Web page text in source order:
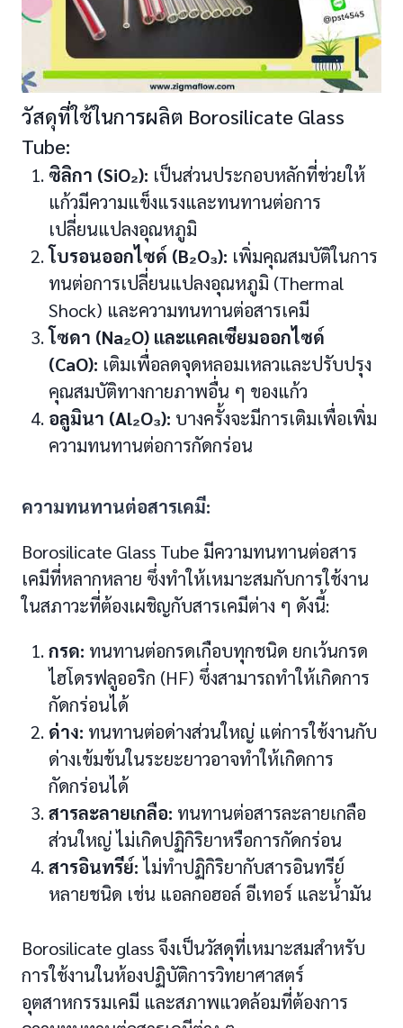
วัสดุที่ใช้ในการผลิต Borosilicate Glass
Tube:
ซิลิกา (SiO₂): เป็นส่วนประกอบหลักที่ช่วยให้
แก้วมีความแข็งแรงและทนทานต่อการ
เปลี่ยนแปลงอุณหภูมิ
โบรอนออกไซด์ (B₂O₃): เพิ่มคุณสมบัติในการ
ทนต่อการเปลี่ยนแปลงอุณหภูมิ (Thermal
Shock) และความทนทานต่อสารเคมี
โซดา (Na₂O) และแคลเซียมออกไซด์
(CaO): เติมเพื่อลดจุดหลอมเหลวและปรับปรุง
คุณสมบัติทางกายภาพอื่น ๆ ของแก้ว
อลูมินา (Al₂O₃): บางครั้งจะมีการเติมเพื่อเพิ่ม
ความทนทานต่อการกัดกร่อน
ความทนทานต่อสารเคมี:
Borosilicate Glass Tube มีความทนทานต่อสาร
เคมีที่หลากหลาย ซึ่งทำให้เหมาะสมกับการใช้งาน
ในสภาวะที่ต้องเผชิญกับสารเคมีต่าง ๆ ดังนี้:
กรด: ทนทานต่อกรดเกือบทุกชนิด ยกเว้นกรด
ไฮโดรฟลูออริก (HF) ซึ่งสามารถทำให้เกิดการ
กัดกร่อนได้
ด่าง: ทนทานต่อด่างส่วนใหญ่ แต่การใช้งานกับ
ด่างเข้มข้นในระยะยาวอาจทำให้เกิดการ
กัดกร่อนได้
สารละลายเกลือ: ทนทานต่อสารละลายเกลือ
ส่วนใหญ่ ไม่เกิดปฏิกิริยาหรือการกัดกร่อน
สารอินทรีย์: ไม่ทำปฏิกิริยากับสารอินทรีย์
หลายชนิด เช่น แอลกอฮอล์ อีเทอร์ และน้ำมัน
Borosilicate glass จึงเป็นวัสดุที่เหมาะสมสำหรับ
การใช้งานในห้องปฏิบัติการวิทยาศาสตร์
อุตสาหกรรมเคมี และสภาพแวดล้อมที่ต้องการ